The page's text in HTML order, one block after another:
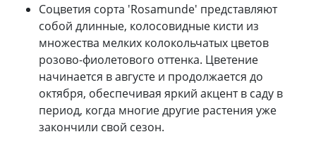
Соцветия сорта 'Rosamunde' представляют
собой длинные, колосовидные кисти из
множества мелких колокольчатых цветов
розово-фиолетового оттенка. Цветение
начинается в августе и продолжается до
октября, обеспечивая яркий акцент в саду в
период, когда многие другие растения уже
закончили свой сезон.